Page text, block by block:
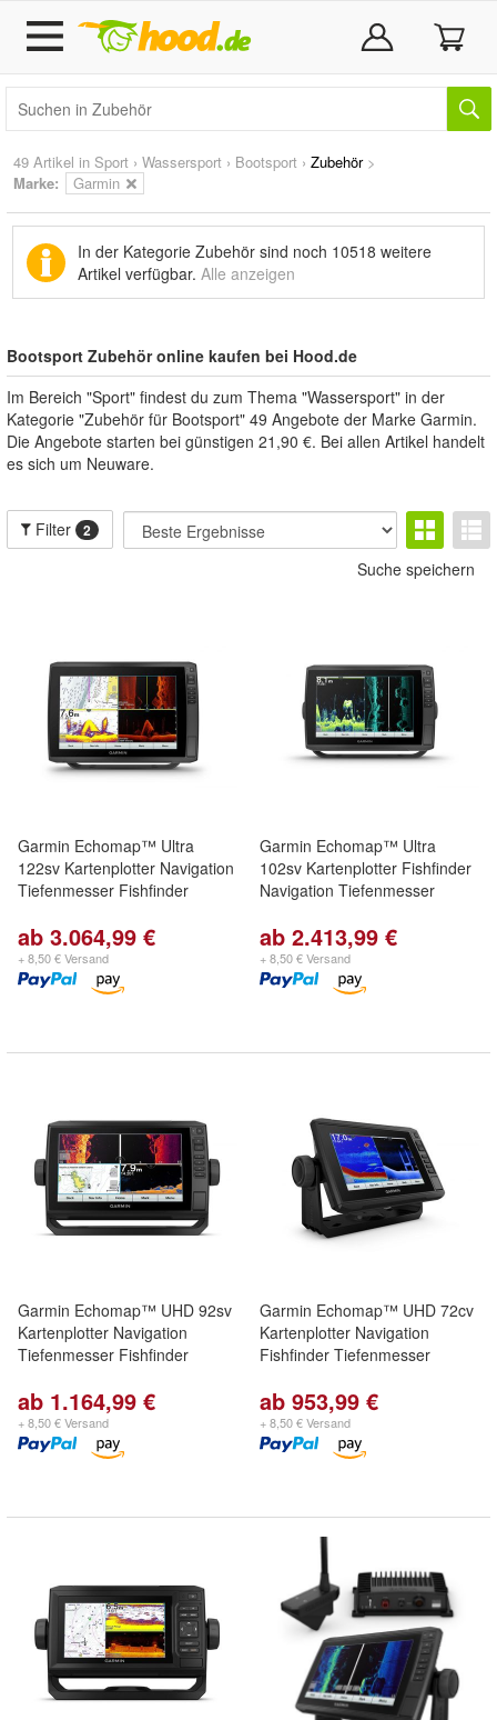
49 Artikel in Sport › Wassersport › Bootsport › Zubehör>
Marke: Garmin
In der Kategorie Zubehör sind noch 10518 weitere
Artikel verfügbar. Alle anzeigen
Bootsport Zubehör online kaufen bei Hood.de
Im Bereich "Sport" findest du zum Thema "Wassersport" in der
Kategorie "Zubehör für Bootsport" 49 Angebote der Marke Garmin.
Die Angebote starten bei günstigen 21,90 €. Bei allen Artikel handelt
es sich um Neuware.
Filter 2
Suche speichern
Garmin Echomap™ Ultra
122sv Kartenplotter Navigation
Tiefenmesser Fishfinder
ab 3.064,99 €
+ 8,50 € Versand
Garmin Echomap™ Ultra
102sv Kartenplotter Fishfinder
Navigation Tiefenmesser
ab 2.413,99 €
+ 8,50 € Versand
Garmin Echomap™ UHD 92sv
Kartenplotter Navigation
Tiefenmesser Fishfinder
ab 1.164,99 €
+ 8,50 € Versand
Garmin Echomap™ UHD 72cv
Kartenplotter Navigation
Fishfinder Tiefenmesser
ab 953,99 €
+ 8,50 € Versand